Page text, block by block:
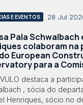
E EVENTOS 28 Jul
Pala Schwalbach
colaboram na
European
para a
destaca a
, sócia do
Henriques, sócio no